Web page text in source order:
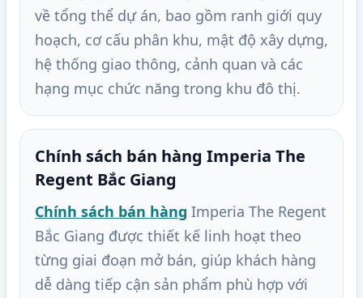
về tổng thể dự án, bao gồm ranh giới quy
hoạch, cơ cấu phân khu, mật độ xây dựng,
hệ thống giao thông, cảnh quan và các
hạng mục chức năng trong khu đô thị.
Chính sách bán hàng Imperia The
Regent Bắc Giang
Chính sách bán hàng Imperia The Regent
Bắc Giang được thiết kế linh hoạt theo
từng giai đoạn mở bán, giúp khách hàng
dễ dàng tiếp cận sản phẩm phù hợp với